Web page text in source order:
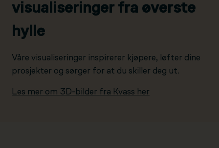
visualiseringer fra øverste
hylle
Våre visualiseringer inspirerer kjøpere, løfter dine
prosjekter og sørger for at du skiller deg ut.
Les mer om 3D-bilder fra Kvass her